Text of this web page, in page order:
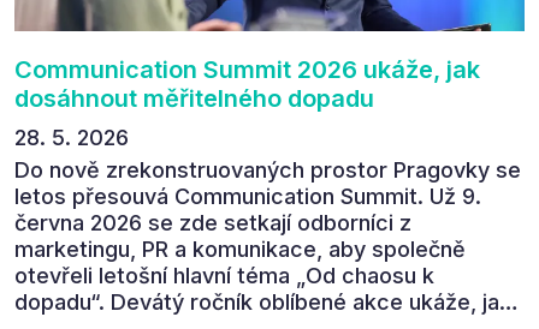
Communication Summit 2026 ukáže, jak
dosáhnout měřitelného dopadu
28. 5. 2026
Do nově zrekonstruovaných prostor Pragovky se
letos přesouvá Communication Summit. Už 9.
června 2026 se zde setkají odborníci z
marketingu, PR a komunikace, aby společně
otevřeli letošní hlavní téma „Od chaosu k
dopadu“. Devátý ročník oblíbené akce ukáže, jak